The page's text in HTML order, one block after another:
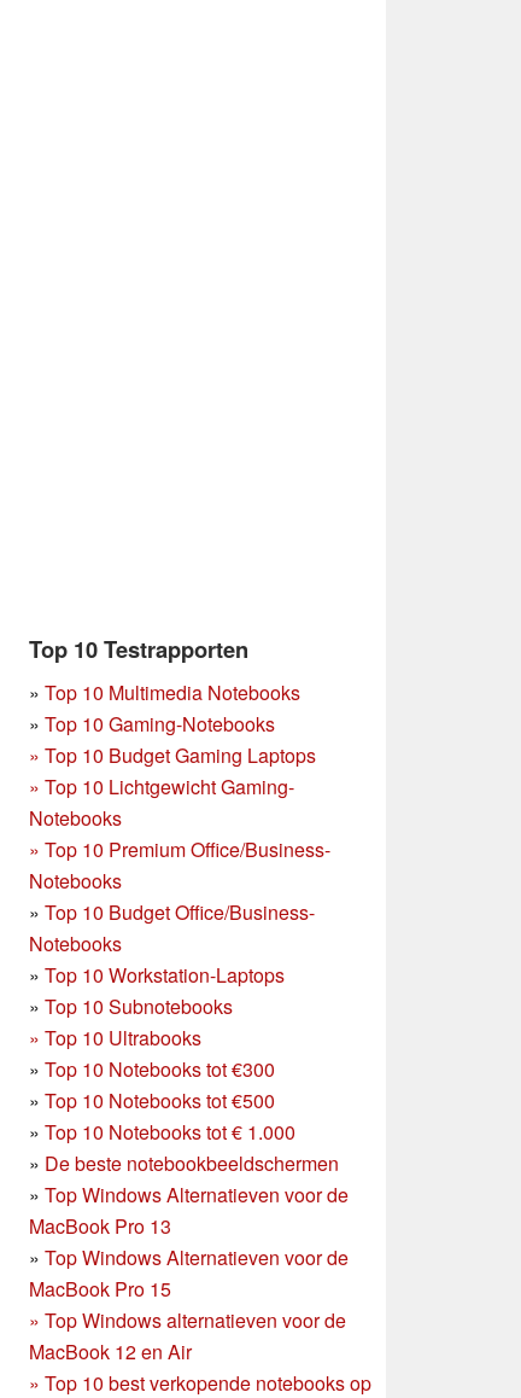
Top 10 Testrapporten
» Top 10 Multimedia Notebooks
» Top 10 Gaming-Notebooks
» Top 10 Budget Gaming Laptops
» Top 10 Lichtgewicht Gaming-
Notebooks
» Top 10 Premium Office/Business-
Notebooks
» Top 10 Budget Office/Business-
Notebooks
» Top 10 Workstation-Laptops
» Top 10 Subnotebooks
» Top 10 Ultrabooks
» Top 10 Notebooks tot €300
» Top 10 Notebooks tot €500
» Top 10 Notebooks tot € 1.000
» De beste notebookbeeldschermen
» Top Windows Alternatieven voor de
MacBook Pro 13
» Top Windows Alternatieven voor de
MacBook Pro 15
» Top Windows alternatieven voor de
MacBook 12 en Air
» Top 10 best verkopende notebooks op